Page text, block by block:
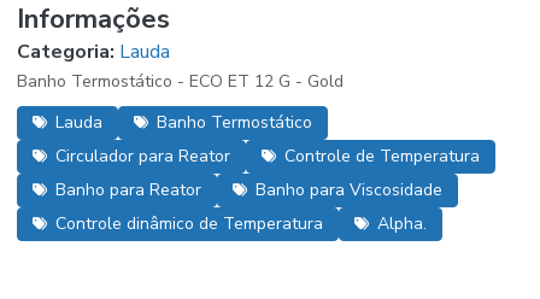
Informações
Categoria: Lauda
Banho Termostático - ECO ET 12 G - Gold
Lauda
Banho Termostático
Circulador para Reator
Controle de Temperatura
Banho para Reator
Banho para Viscosidade
Controle dinâmico de Temperatura
Alpha.